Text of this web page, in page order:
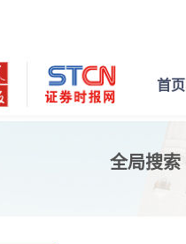
首页
全局搜索